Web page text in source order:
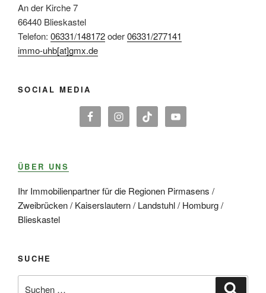
An der Kirche 7
66440 Blieskastel
Telefon: 06331/148172oder06331/277141
immo-uhb[at]gmx.de
SOCIAL MEDIA
ÜBER UNS
Ihr Immobilienpartner für die Regionen Pirmasens /
Zweibrücken / Kaiserslautern / Landstuhl / Homburg /
Blieskastel
SUCHE